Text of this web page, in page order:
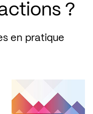
?
en pratique